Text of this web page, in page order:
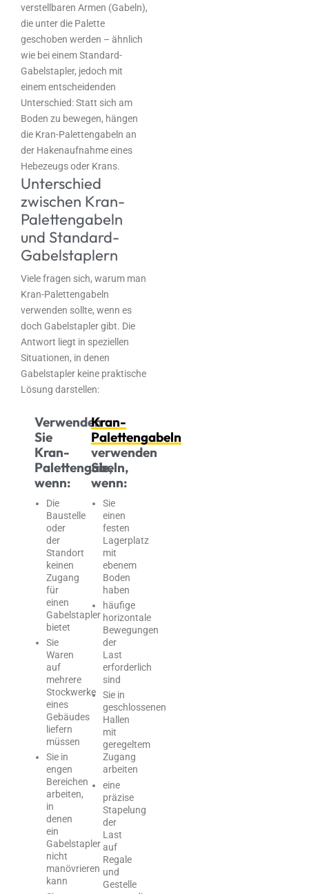
verstellbaren Armen (Gabeln),
die unter die Palette
geschoben werden – ähnlich
wie bei einem Standard-
Gabelstapler, jedoch mit
einem entscheidenden
Unterschied: Statt sich am
Boden zu bewegen, hängen
die Kran-Palettengabeln an
der Hakenaufnahme eines
Hebezeugs oder Krans.
Unterschied
zwischen Kran-
Palettengabeln
und Standard-
Gabelstaplern
Viele fragen sich, warum man
Kran-Palettengabeln
verwenden sollte, wenn es
doch Gabelstapler gibt. Die
Antwort liegt in speziellen
Situationen, in denen
Gabelstapler keine praktische
Lösung darstellen:
Verwenden
Sie
Kran-
Palettengabeln,
wenn:
Die
Baustelle
oder
der
Standort
keinen
Zugang
für
einen
Gabelstapler
bietet
Sie
Waren
auf
mehrere
Stockwerke
eines
Gebäudes
liefern
müssen
Sie in
engen
Bereichen
arbeiten,
in
denen
ein
Gabelstapler
nicht
manövrieren
kann
Kran-
Palettengabeln
verwenden
Sie,
wenn:
Sie
einen
festen
Lagerplatz
mit
ebenem
Boden
haben
häufige
horizontale
Bewegungen
der
Last
erforderlich
sind
Sie in
geschlossenen
Hallen
mit
geregeltem
Zugang
arbeiten
eine
präzise
Stapelung
der
Last
auf
Regale
und
Gestelle